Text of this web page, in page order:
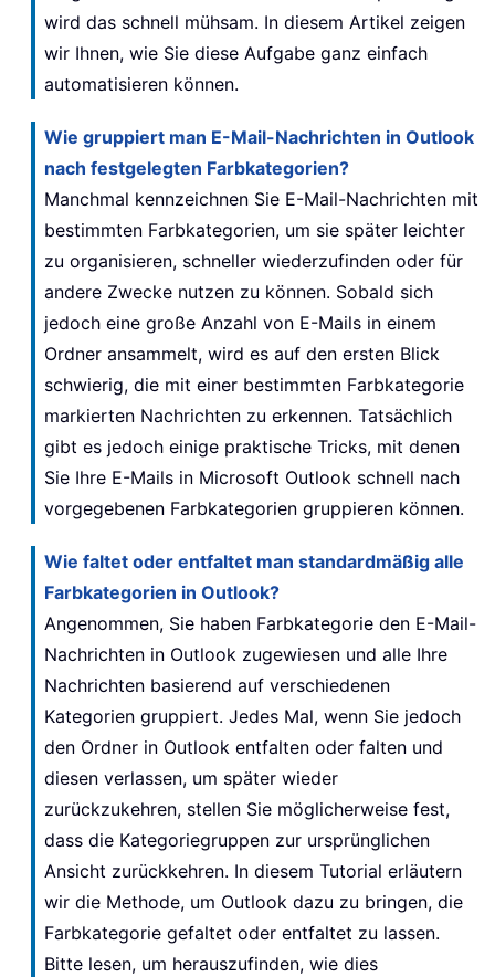
wird das schnell mühsam. In diesem Artikel zeigen
wir Ihnen, wie Sie diese Aufgabe ganz einfach
automatisieren können.
Wie gruppiert man E-Mail-Nachrichten in Outlook
nach festgelegten Farbkategorien?
Manchmal kennzeichnen Sie E-Mail-Nachrichten mit
bestimmten Farbkategorien, um sie später leichter
zu organisieren, schneller wiederzufinden oder für
andere Zwecke nutzen zu können. Sobald sich
jedoch eine große Anzahl von E-Mails in einem
Ordner ansammelt, wird es auf den ersten Blick
schwierig, die mit einer bestimmten Farbkategorie
markierten Nachrichten zu erkennen. Tatsächlich
gibt es jedoch einige praktische Tricks, mit denen
Sie Ihre E-Mails in Microsoft Outlook schnell nach
vorgegebenen Farbkategorien gruppieren können.
Wie faltet oder entfaltet man standardmäßig alle
Farbkategorien in Outlook?
Angenommen, Sie haben Farbkategorie den E-Mail-
Nachrichten in Outlook zugewiesen und alle Ihre
Nachrichten basierend auf verschiedenen
Kategorien gruppiert. Jedes Mal, wenn Sie jedoch
den Ordner in Outlook entfalten oder falten und
diesen verlassen, um später wieder
zurückzukehren, stellen Sie möglicherweise fest,
dass die Kategoriegruppen zur ursprünglichen
Ansicht zurückkehren. In diesem Tutorial erläutern
wir die Methode, um Outlook dazu zu bringen, die
Farbkategorie gefaltet oder entfaltet zu lassen.
Bitte lesen, um herauszufinden, wie dies